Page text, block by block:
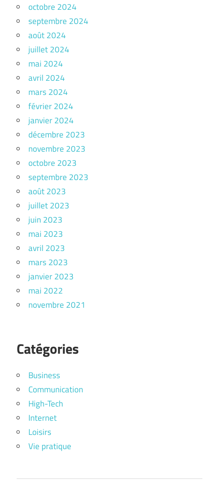
octobre 2024
septembre 2024
août 2024
juillet 2024
mai 2024
avril 2024
mars 2024
février 2024
janvier 2024
décembre 2023
novembre 2023
octobre 2023
septembre 2023
août 2023
juillet 2023
juin 2023
mai 2023
avril 2023
mars 2023
janvier 2023
mai 2022
novembre 2021
Catégories
Business
Communication
High-Tech
Internet
Loisirs
Vie pratique